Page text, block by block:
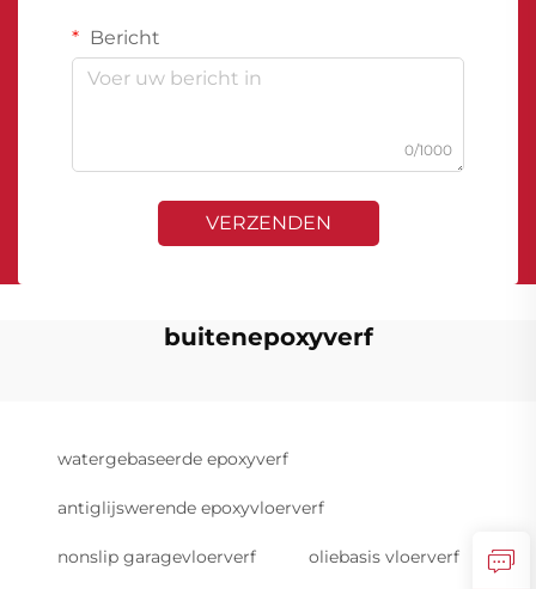
Bericht
0/1000
VERZENDEN
buitenepoxyverf
watergebaseerde epoxyverf
antiglijswerende epoxyvloerverf
nonslip garagevloerverf oliebasis vloerverf